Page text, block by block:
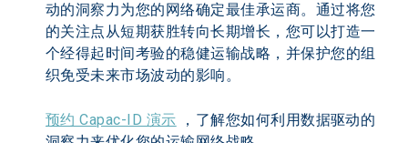
动的洞察力为您的网络确定最佳承运商。通过将您
的关注点从短期获胜转向长期增长，您可以打造一
个经得起时间考验的稳健运输战略，并保护您的组
织免受未来市场波动的影响。
预约 Capac-ID 演示 ，了解您如何利用数据驱动的